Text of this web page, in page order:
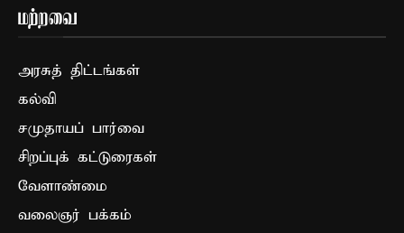
மற்றவை
அரசுத் திட்டங்கள்
கல்வி
சமுதாயப் பார்வை
சிறப்புக் கட்டுரைகள்
வேளாண்மை
வலைஞர் பக்கம்